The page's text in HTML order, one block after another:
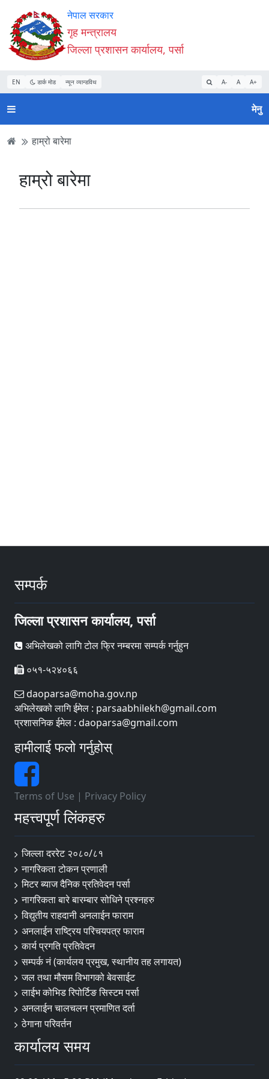
Accessibility
Mode
सुरु
गर्नुहोस्
सामाग्री
पढ्नुहाेस्
नेभिगेसन
पढ्नुहाेस्
वेबसाइट
खोजमा
जानुहोस्
नेपाल सरकार
गृह मन्त्रालय
जिल्ला प्रशासन कार्यालय, पर्सा
EN डार्क मोड न्यून व्यान्डविथ A- A A+
मेनु
हाम्रो बारेमा
हाम्रो बारेमा
सम्पर्क
जिल्ला प्रशासन कार्यालय, पर्सा
अभिलेखको लागि टोल फ्रि नम्बरमा सम्पर्क गर्नुहुन
०५१-५२४०६६
daoparsa@moha.gov.np
अभिलेखको लागि ईमेल : parsaabhilekh@gmail.com
प्रशासनिक ईमेल : daoparsa@gmail.com
हामीलाई फलो गर्नुहोस्
Terms of Use | Privacy Policy
महत्त्वपूर्ण लिंकहरु
जिल्ला दररेट २०८०/८१
नागरिकता टोकन प्रणाली
मिटर ब्याज दैनिक प्रतिवेदन पर्सा
नागरिकता बारे बारम्बार सोधिने प्रश्नहरु
विद्युतीय राहदानी अनलाईन फाराम
अनलाईन राष्ट्रिय परिचयपत्र फाराम
कार्य प्रगति प्रतिवेदन
सम्पर्क नं (कार्यलय प्रमुख, स्थानीय तह लगायत)
जल तथा मौसम विभागको बेवसाईट
लाईभ कोभिड रिपोर्टिङ सिस्टम पर्सा
अनलाईन चालचलन प्रमाणित दर्ता
ठेगाना परिवर्तन
कार्यालय समय